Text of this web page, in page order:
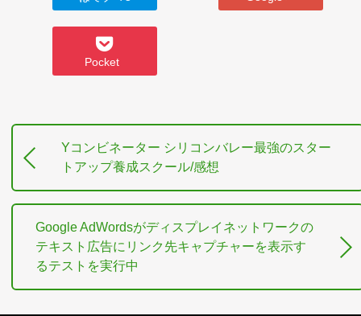
Pocket
Yコンビネーター シリコンバレー最強のスター
トアップ養成スクール/感想
Google AdWordsがディスプレイネットワークの
テキスト広告にリンク先キャプチャーを表示す
るテストを実行中